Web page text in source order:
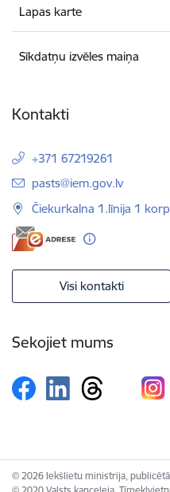
Lapas karte
Sīkdatņu izvēles maiņa
Kontakti
+371 67219261
E-pasts:
pasts@iem.gov.lv
Čiekurkalna 1.līnija 1
Visi kontakti
Sekojiet mums
© 2026 Iekšlietu ministrija,